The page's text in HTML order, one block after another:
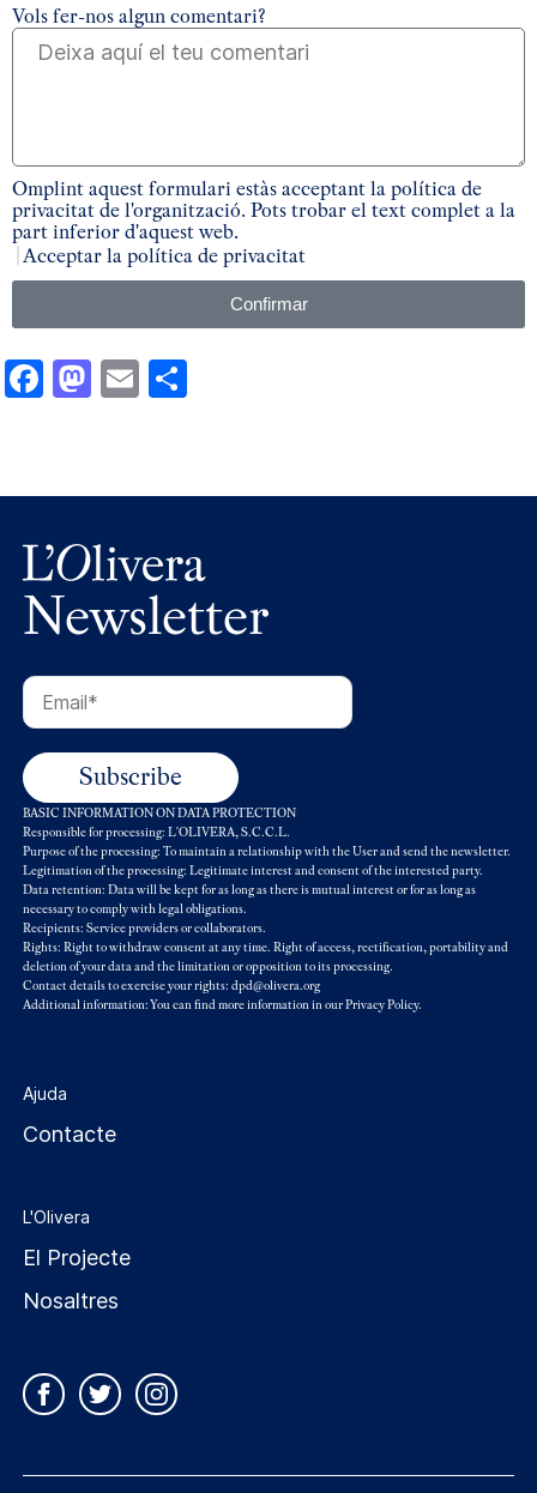
Vols fer-nos algun comentari?
Omplint aquest formulari estàs acceptant la política de
privacitat de l'organització. Pots trobar el text complet a la
part inferior d'aquest web.
Acceptar la política de privacitat
Confirmar
Facebook
Mastodon
Email
Newsletter
BASIC INFORMATION ON DATA PROTECTION
Responsible for processing: L'OLIVERA, S.C.C.L.
Purpose of the processing: To maintain a relationship with the User and send the newsletter.
Legitimation of the processing: Legitimate interest and consent of the interested party.
Data retention: Data will be kept for as long as there is mutual interest or for as long as
necessary to comply with legal obligations.
Recipients: Service providers or collaborators.
Rights: Right to withdraw consent at any time. Right of access, rectification, portability and
deletion of your data and the limitation or opposition to its processing.
Contact details to exercise your rights: dpd@olivera.org
Additional information: You can find more information in ourPrivacy Policy.
Ajuda
Contacte
L'Olivera
El Projecte
Nosaltres